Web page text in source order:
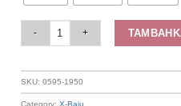
SKU:0595-1950
Category:X-Baju